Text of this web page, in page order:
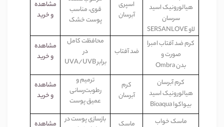
هیالورونیک اسید
سرسان
لاوSERSANLOVE
اسپری
آبرسان
قوی، مناسب
پوست خشک
مشاهده
و خرید
کرم ضد آفتاب امبرا
صورت و
بدنOmbra
ضد آفتاب
محافظت کامل
در
برابرUVA/UVB
مشاهده
و خرید
کرم آبرسان
هیالورونیک اسید
بیواکواBioaqua
کرم
آبرسان
ترمیم و
رطوبت‌رسانی
عمیق پوست
مشاهده
و خرید
ماسک خواب ماسک
بازسازی پوست در
مشاهده